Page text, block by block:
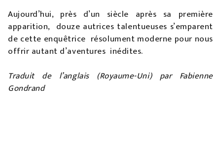
Aujourd’hui, près d’un siècle après sa première
apparition, douze autrices talentueuses s’emparent
de cette enquêtrice résolument moderne pour nous
offrir autant d’aventures inédites.
Traduit de l’anglais (Royaume-Uni) par Fabienne
Gondrand